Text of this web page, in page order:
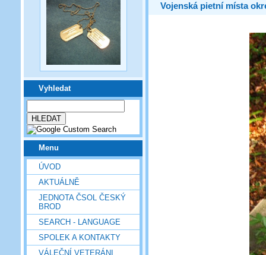
Vyhledat
Menu
ÚVOD
AKTUÁLNĚ
JEDNOTA ČSOL ČESKÝ
BROD
SEARCH - LANGUAGE
SPOLEK A KONTAKTY
VÁLEČNÍ VETERÁNI
Vojenská pietní místa